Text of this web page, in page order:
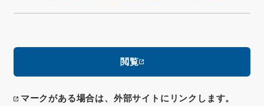
閲覧
マークがある場合は、外部サイトにリンクします。